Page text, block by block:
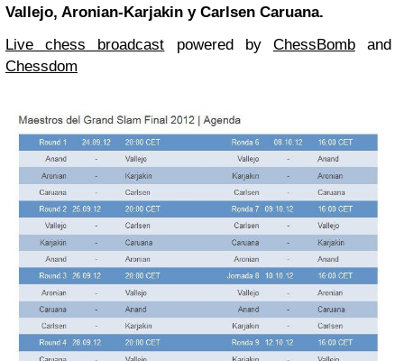
Vallejo, Aronian-Karjakin y Carlsen Caruana.
Live chess broadcast powered by ChessBomband
Chessdom